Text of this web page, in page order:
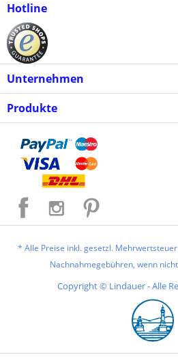
Hotline
Unternehmen
Produkte
* Alle Preise inkl. gesetzl.
Nachnahmegebühren, wenn
Copyright © Lindauer - Alle